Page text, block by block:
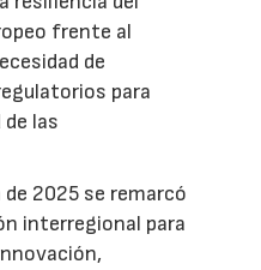
frente al
de
para
las
2025 se remarcó
interregional para